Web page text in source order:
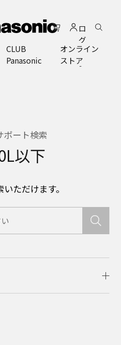
ロ
グ
イ
ン
CLUB
Panasonic
オンライン
ストア
ポート検索
以下
ただけます。